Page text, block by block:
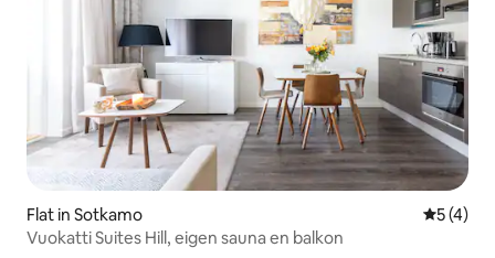
Flat in Sotkamo
5 (4)
Vuokatti Suites Hill, eigen sauna en balkon